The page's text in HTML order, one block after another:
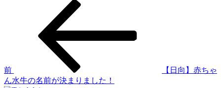
ゲ
ー
前
【日向】赤ちゃ
ん水牛の名前が決まりました！